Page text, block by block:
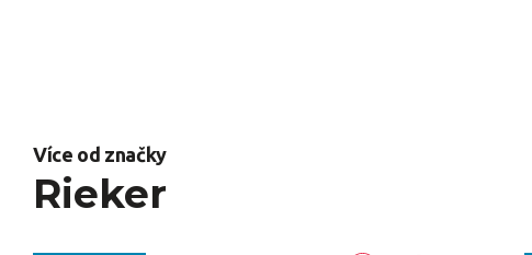
Více od značky
Rieker